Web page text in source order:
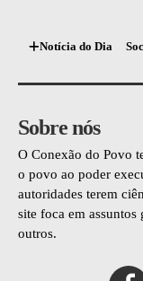
Notícia do Dia
Sobre nós
O Conexão do Povo
o povo ao poder
autoridades terem
site foca em assuntos
outros.